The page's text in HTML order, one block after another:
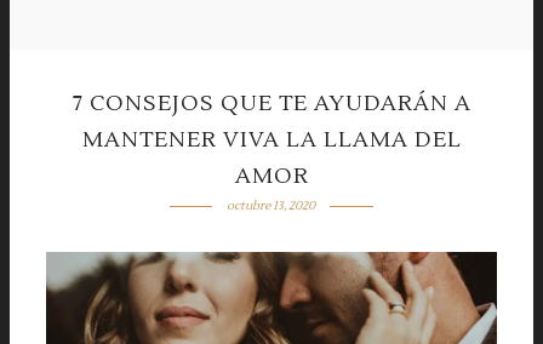
7 CONSEJOS QUE TE AYUDARÁN A
MANTENER VIVA LA LLAMA DEL
AMOR
octubre 13, 2020